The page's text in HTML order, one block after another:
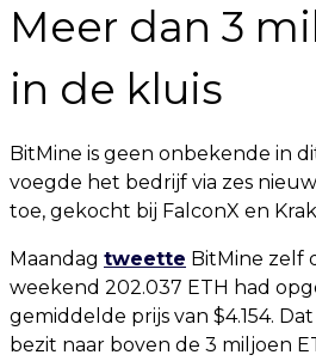
Meer dan 3
in de kluis
BitMine is geen onbekende in
voegde het bedrijf via zes
toe, gekocht bij FalconX en
Maandag tweette BitMine zelf
weekend 202.037 ETH had
gemiddelde prijs van $4.154.
bezit naar boven de 3 miljoen